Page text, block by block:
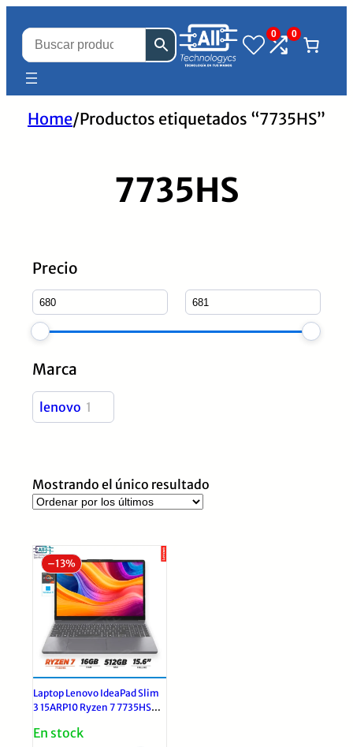
0 0
Home/Productos etiquetados “7735HS”
7735HS
Precio
Marca
lenovo 1
Mostrando el único resultado
–13%
Laptop Lenovo IdeaPad Slim
3 15ARP10 Ryzen 7 7735HS
Windows 11 Pro
En stock